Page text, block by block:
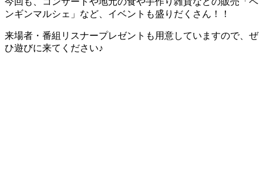
ンギンマルシェ」など、イベントも盛りだくさん！！
来場者・番組リスナープレゼントも用意していますので、ぜ
ひ遊びに来てください♪